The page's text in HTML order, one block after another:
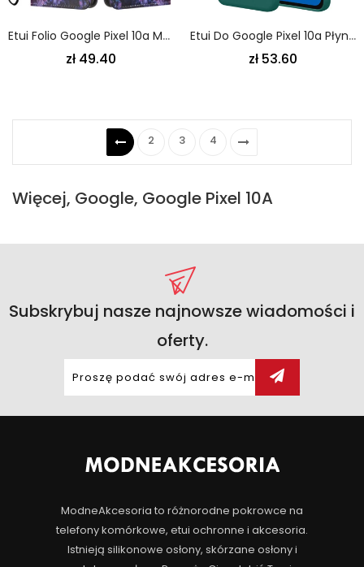
Etui Folio Google Pixel 10a Motyle I Różowe Kwiaty
zł 49.40
Etui Do Google Pixel 10a Płynny Silikon
zł 53.60
2 3 4
Więcej, Google, Google Pixel 10A
Subskrybuj nasze najnowsze wiadomości i
oferty.
ModneAkcesoria to różnorodne pokrowce na
telefony komórkowe, etui ochronne i akcesoria.
Istnieją silikonowe osłony, skórzane osłony i